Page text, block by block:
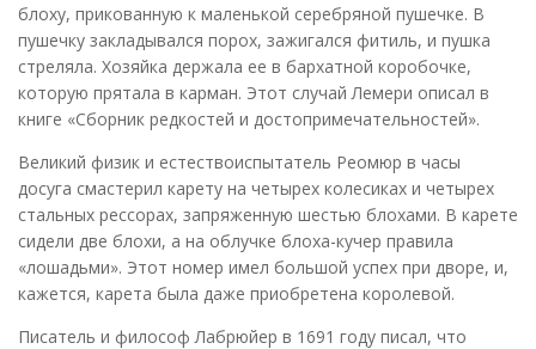
блоху, прикованную к маленькой серебряной пушечке. В
пушечку закладывался порох, зажигался фитиль, и пушка
стреляла. Хозяйка держала ее в бархатной коробочке,
которую прятала в карман. Этот случай Лемери описал в
книге «Сборник редкостей и достопримечательностей».
Великий физик и естествоиспытатель Реомюр в часы
досуга смастерил карету на четырех колесиках и четырех
стальных рессорах, запряженную шестью блохами. В карете
сидели две блохи, а на облучке блоха-кучер правила
«лошадьми». Этот номер имел большой успех при дворе, и,
кажется, карета была даже приобретена королевой.
Писатель и философ Лабрюйер в 1691 году писал, что